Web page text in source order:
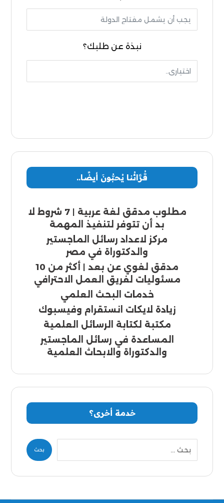
نبذة عن طلبك؟
قُرَّائُنا يُحبُّونَ أيضًا..
مطلوب مدقق لغة عربية | 7 شروط لا
بد أن تتوفر لتنفيذ المهمة
مركز لاعداد رسائل الماجستير
والدكتوراة في مصر
مدقق لغوي عن بعد | أكثر من 10
مسئوليات لفريق العمل الاحترافي
خدمات البحث العلمي
زيادة لايكات انستقرام وفيسبوك
مكتبة لكتابة الرسائل العلمية
المساعدة في رسائل الماجستير
والدكتوراة والابحاث العلمية
خدمة أخرى؟